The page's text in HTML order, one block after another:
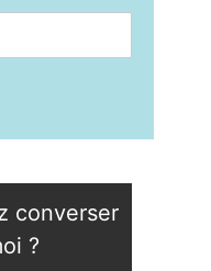
converser
?